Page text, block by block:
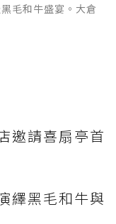
毛和牛盛宴。大倉
邀請喜扇亭首
繹黑毛和牛與